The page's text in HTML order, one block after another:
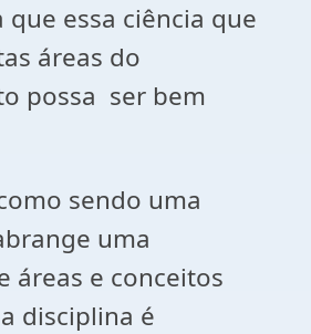
que essa ciência que
áreas do
possa ser bem
sendo uma
uma
áreas e conceitos
disciplina é